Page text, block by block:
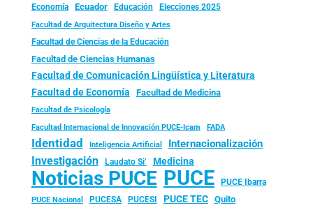
Economía Ecuador Educación Elecciones 2025
Facultad de Arquitectura Diseño y Artes
Facultad de Ciencias de la Educación
Facultad de Ciencias Humanas
Facultad de Comunicación Lingüística y Literatura
Facultad de Economía Facultad de Medicina
Facultad de Psicología
Facultad Internacional de Innovación PUCE-Icam FADA
Identidad Inteligencia Artificial Internacionalización
Investigación Laudato Si’ Medicina
Noticias PUCE PUCE PUCE Ibarra
PUCE Nacional PUCESA PUCESI PUCE TEC
Quito